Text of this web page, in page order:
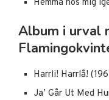
Hemma hos mig
Album i urval
Harrli! Harrlå!
Ja’ Går Ut Med